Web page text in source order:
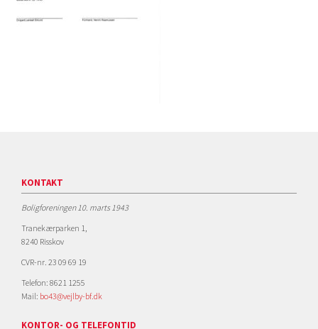
KONTAKT
Boligforeningen 10. marts 1943
Tranekærparken 1,
8240 Risskov
CVR-nr. 23 09 69 19
Telefon: 8621 1255
Mail: bo43@vejlby-bf.dk
KONTOR- OG TELEFONTID